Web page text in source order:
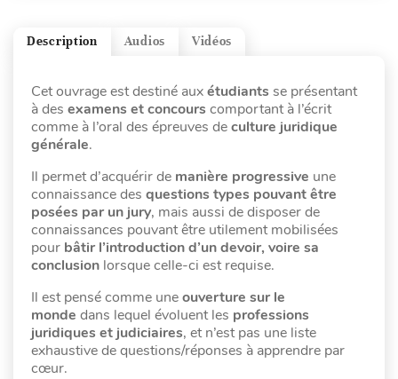
Vidéos
Audios
Description
Cet ouvrage est destiné auxétudiants se présentant
à des examens et concours comportant à l’écrit
comme à l’oral des épreuves deculture juridique
générale.
Il permet d’acquérir de manière progressive une
connaissance des questions types pouvant être
posées par un jury, mais aussi de disposer de
connaissances pouvant être utilement mobilisées
pour bâtir l’introduction d’un devoir, voire sa
conclusion lorsque celle-ci est requise.
Il est pensé comme uneouverture sur le
monde dans lequel évoluent les professions
juridiques et judiciaires, et n’est pas une liste
exhaustive de questions/réponses à apprendre par
cœur.